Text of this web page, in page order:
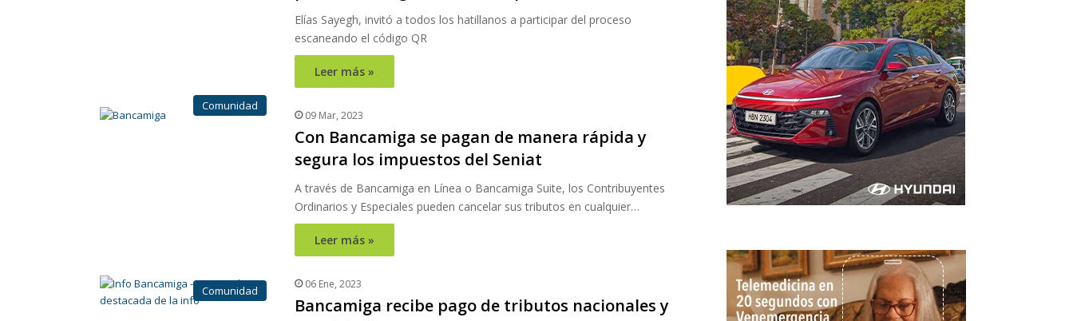
Elías Sayegh, invitó a todos los hatillanos a participar del proceso
escaneando el código QR
Leer más »
Comunidad
09 Mar, 2023
Con Bancamiga se pagan de manera rápida y
segura los impuestos del Seniat
A través de Bancamiga en Línea o Bancamiga Suite, los Contribuyentes
Ordinarios y Especiales pueden cancelar sus tributos en cualquier…
Leer más »
Comunidad 06 Ene, 2023
Bancamiga recibe pago de tributos nacionales y